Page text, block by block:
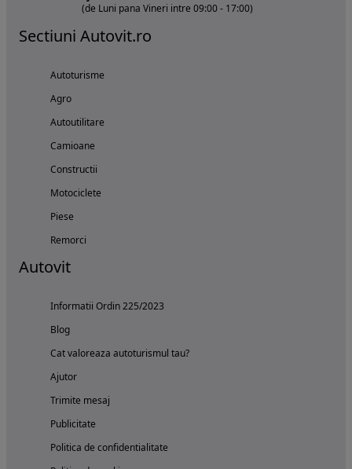
(de Luni pana Vineri intre 09:00 - 17:00)
Sectiuni Autovit.ro
Autoturisme
Agro
Autoutilitare
Camioane
Constructii
Motociclete
Piese
Remorci
Autovit
Informatii Ordin 225/2023
Blog
Cat valoreaza autoturismul tau?
Ajutor
Trimite mesaj
Publicitate
Politica de confidentialitate